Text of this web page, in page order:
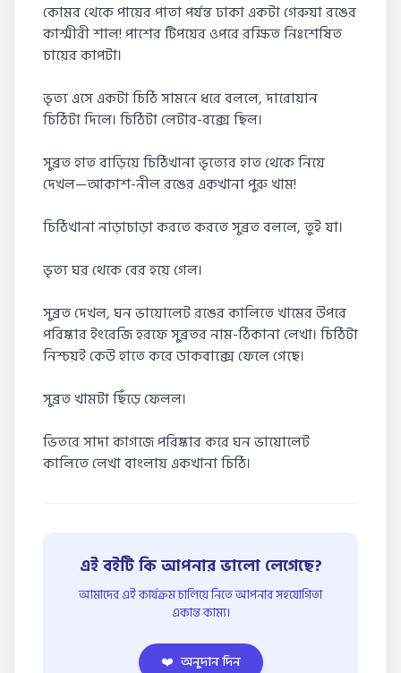
কোমর থেকে পায়ের পাতা পর্যন্ত ঢাকা একটা গেরুয়া রঙের
কাশ্মীরী শাল! পাশের টিপয়ের ওপরে রক্ষিত নিঃশেষিত
চায়ের কাপটা।
ভৃত্য এসে একটা চিঠি সামনে ধরে বললে, দারোয়ান
চিঠিটা দিলে। চিঠিটা লেটার-বক্সে ছিল।
সুব্রত হাত বাড়িয়ে চিঠিখানা ভৃত্যের হাত থেকে নিয়ে
দেখল—আকাশ-নীল রঙের একখানা পুরু খাম!
চিঠিখানা নাড়াচাড়া করতে করতে সুব্রত বললে, তুই যা।
ভৃত্য ঘর থেকে বের হয়ে গেল।
সুব্রত দেখল, ঘন ভায়োলেট রঙের কালিতে খামের উপরে
পরিষ্কার ইংরেজি হরফে সুব্রতর নাম-ঠিকানা লেখা। চিঠিটা
নিশ্চয়ই কেউ হাতে করে ডাকবাক্সে ফেলে গেছে।
সুব্রত খামটা ছিঁড়ে ফেলল।
ভিতরে সাদা কাগজে পরিষ্কার করে ঘন ভায়োলেট
কালিতে লেখা বাংলায় একখানা চিঠি।
এই বইটি কি আপনার ভালো লেগেছে?
আমাদের এই কার্যক্রম চালিয়ে নিতে আপনার সহযোগিতা
একান্ত কাম্য।
❤️ অনুদান দিন